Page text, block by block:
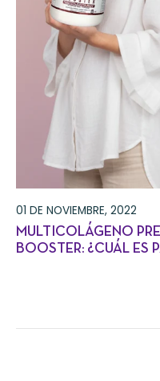
01 DE NOVIEMBRE, 2022
MULTICOLÁGENO
BOOSTER: ¿CUÁL ES